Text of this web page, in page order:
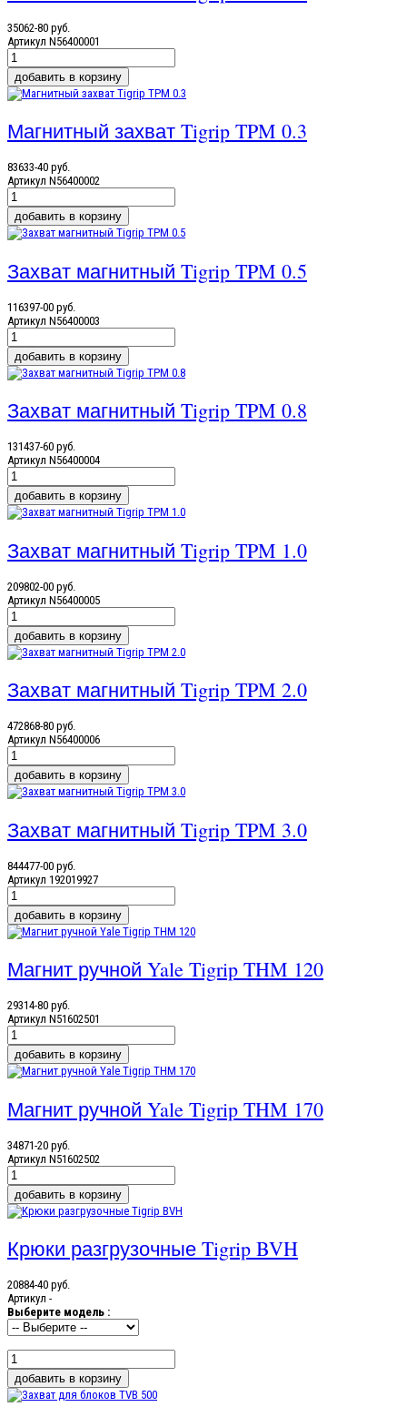
35062-80 руб.
Артикул N56400001
Магнитный захват Tigrip TPM 0.3
83633-40 руб.
Артикул N56400002
Захват магнитный Tigrip TPM 0.5
116397-00 руб.
Артикул N56400003
Захват магнитный Tigrip TPM 0.8
131437-60 руб.
Артикул N56400004
Захват магнитный Tigrip TPM 1.0
209802-00 руб.
Артикул N56400005
Захват магнитный Tigrip TPM 2.0
472868-80 руб.
Артикул N56400006
Захват магнитный Tigrip TPM 3.0
844477-00 руб.
Артикул 192019927
Магнит ручной Yale Tigrip THM 120
29314-80 руб.
Артикул N51602501
Магнит ручной Yale Tigrip THM 170
34871-20 руб.
Артикул N51602502
Крюки разгрузочные Tigrip BVH
20884-40 руб.
Артикул -
Выберите модель :